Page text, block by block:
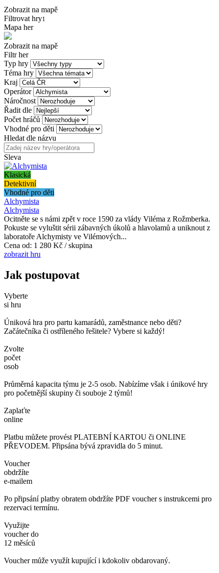
Zobrazit na mapě
Filtrovat hry1
Mapa her
Zobrazit na mapě
Filtr her
Typ hry
Téma hry
Kraj
Operátor
Náročnost
Řadit dle
Počet hráčů
Vhodné pro děti
Hledat dle názvu
Sleva
Klasická
Detektivní
Vhodné pro děti
Alchymista
Alchymista
Ocitněte se s námi zpět v roce 1590 za vlády Viléma z Rožmberka.
Pokuste se vyluštit sérii zábavných úkolů a hlavolamů a uniknout z
laboratoře Alchymisty ve Vilémových...
Cena od: 1 280 Kč / skupina
zobrazit hru
Jak postupovat
Vyberte
si hru
Úniková hra pro partu kamarádů, zaměstnance nebo děti?
Začátečníka či ostříleného řešitele? Vybere si každý!
Zvolte
počet
osob
Průměrná kapacita týmu je 2-5 osob. Nabízíme však i únikové hry
pro početnější skupiny či souboje 2 týmů!
Zaplaťte
online
Platbu můžete provést PLATEBNÍ KARTOU či ONLINE
PŘEVODEM. Připsána bývá zpravidla do 5 minut.
Voucher
obdržíte
e-mailem
Po připsání platby obratem obdržíte PDF voucher s instrukcemi pro
rezervaci termínu.
Využijte
voucher do
12 měsíců
Voucher může využít kupující i kdokoliv obdarovaný.